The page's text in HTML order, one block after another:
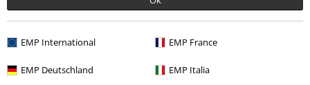
EMP International EMP France
EMP Deutschland EMP Italia